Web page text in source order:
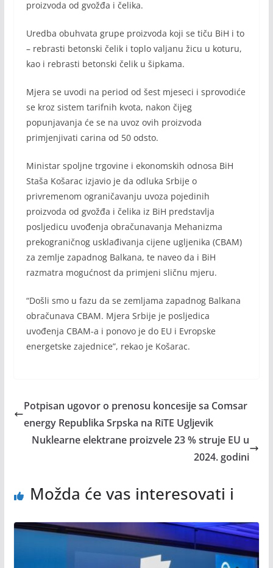
proizvoda od gvožđa i čelika.
Uredba obuhvata grupe proizvoda koji se tiču BiH i to
– rebrasti betonski čelik i toplo valjanu žicu u koturu,
kao i rebrasti betonski čelik u šipkama.
Mjera se uvodi na period od šest mjeseci i sprovodiće
se kroz sistem tarifnih kvota, nakon čijeg
popunjavanja će se na uvoz ovih proizvoda
primjenjivati carina od 50 odsto.
Ministar spoljne trgovine i ekonomskih odnosa BiH
Staša Košarac izjavio je da odluka Srbije o
privremenom ograničavanju uvoza pojedinih
proizvoda od gvožđa i čelika iz BiH predstavlja
posljedicu uvođenja obračunavanja Mehanizma
prekograničnog usklađivanja cijene ugljenika (CBAM)
za zemlje zapadnog Balkana, te naveo da i BiH
razmatra mogućnost da primjeni sličnu mjeru.
“Došli smo u fazu da se zemljama zapadnog Balkana
obračunava CBAM. Mjera Srbije je posljedica
uvođenja CBAM-a i ponovo je do EU i Evropske
energetske zajednice”, rekao je Košarac.
Potpisan ugovor o prenosu koncesije sa Comsar
energy Republika Srpska na RiTE Ugljevik
Nuklearne elektrane proizvele 23 % struje EU u
2024. godini
Možda će vas interesovati i